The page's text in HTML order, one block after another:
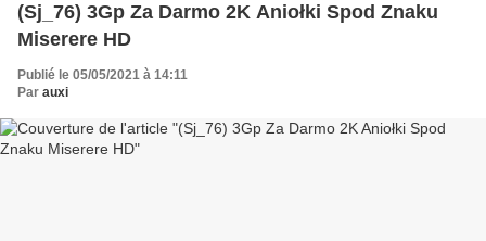
(Sj_76) 3Gp Za Darmo 2K Aniołki Spod Znaku
Miserere HD
Publié le 05/05/2021 à 14:11
Par auxi